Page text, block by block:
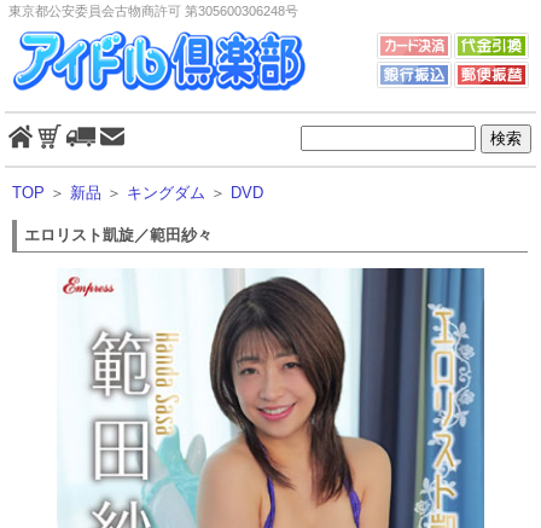
東京都公安委員会古物商許可 第305600306248号
TOP ＞ 新品 ＞ キングダム ＞ DVD
エロリスト凱旋／範田紗々